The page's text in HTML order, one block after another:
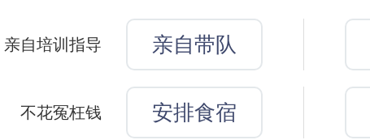
亲自带队
亲自培训指导
安排食宿
不花冤枉钱